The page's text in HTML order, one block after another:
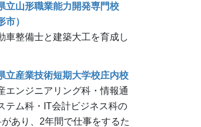
立山形職業能力開発専門校
市）
車整備士と建築大工を育成し
立産業技術短期大学校庄内校
エンジニアリング科・情報通
テム科・IT会計ビジネス科の
あり、2年間で仕事をするた